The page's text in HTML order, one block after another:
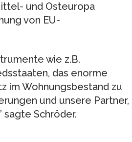
und Osteuropa
von EU-
wie z.B.
das enorme
im Wohnungsbestand zu
und unsere Partner,
sagte Schröder.